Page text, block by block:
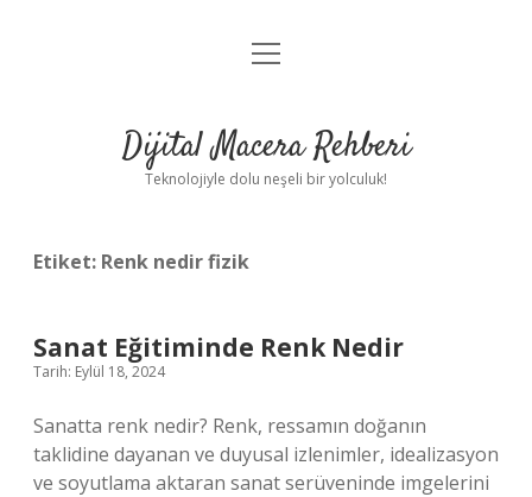
Anasayfa
Yasal Uyarı
menüyü
Dijital Macera Rehberi
Teknolojiyle dolu neşeli bir yolculuk!
Etiket: Renk nedir fizik
Sanat Eğitiminde Renk Nedir
Tarih: Eylül 18, 2024
Sanatta renk nedir? Renk, ressamın doğanın
taklidine dayanan ve duyusal izlenimler, idealizasyon
ve soyutlama aktaran sanat serüveninde imgelerini